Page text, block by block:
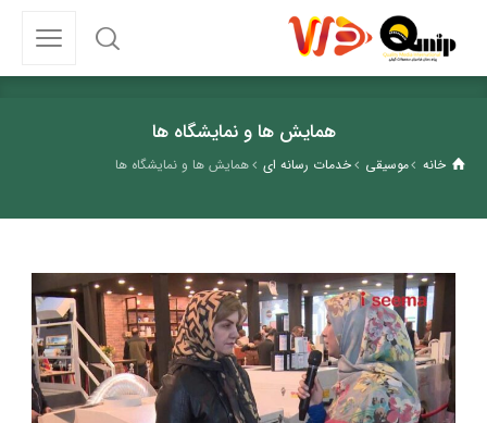
همایش ها و نمایشگاه ها
خانه موسیقی خدمات رسانه ای همایش ها و نمایشگاه ها